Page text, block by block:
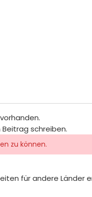
schreiben.
zu können.
für andere